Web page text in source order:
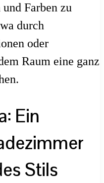
Farben zu
durch
oder
Raum eine ganz
Ein
Stils